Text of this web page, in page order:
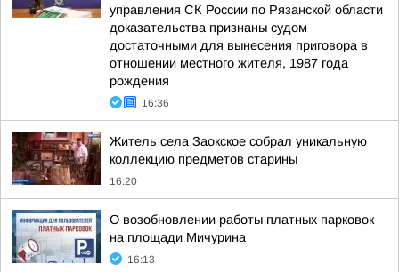
управления СК России по Рязанской области
доказательства признаны судом
достаточными для вынесения приговора в
отношении местного жителя, 1987 года
рождения
16:36
Житель села Заокское собрал уникальную
коллекцию предметов старины
16:20
О возобновлении работы платных парковок
на площади Мичурина
16:13